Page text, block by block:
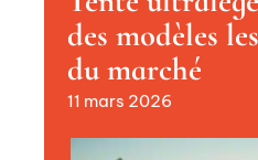
des modèles
du marché
11 mars 2026